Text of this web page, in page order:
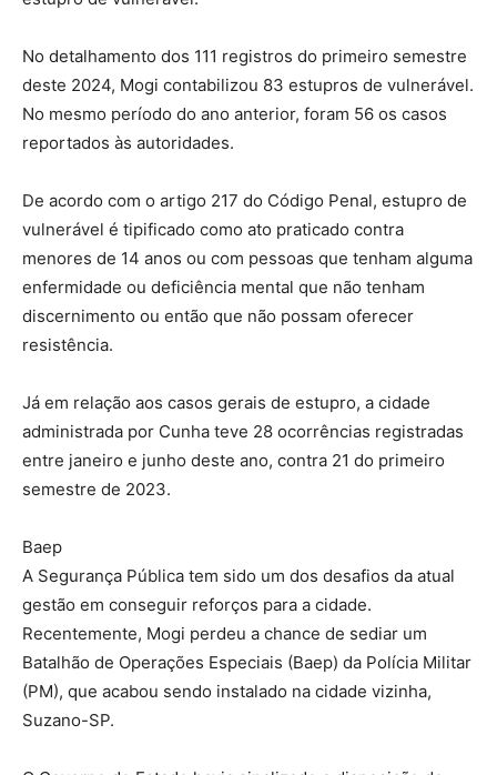
No detalhamento dos 111 registros do primeiro semestre
deste 2024, Mogi contabilizou 83 estupros de vulnerável.
No mesmo período do ano anterior, foram 56 os casos
reportados às autoridades.
De acordo com o artigo 217 do Código Penal, estupro de
vulnerável é tipificado como ato praticado contra
menores de 14 anos ou com pessoas que tenham alguma
enfermidade ou deficiência mental que não tenham
discernimento ou então que não possam oferecer
resistência.
Já em relação aos casos gerais de estupro, a cidade
administrada por Cunha teve 28 ocorrências registradas
entre janeiro e junho deste ano, contra 21 do primeiro
semestre de 2023.
Baep
A Segurança Pública tem sido um dos desafios da atual
gestão em conseguir reforços para a cidade.
Recentemente, Mogi perdeu a chance de sediar um
Batalhão de Operações Especiais (Baep) da Polícia Militar
(PM), que acabou sendo instalado na cidade vizinha,
Suzano-SP.